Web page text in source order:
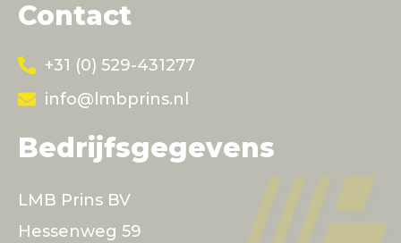
Contact
+31 (0) 529-431277
info@lmbprins.nl
Bedrijfsgegevens
LMB Prins BV
Hessenweg 59